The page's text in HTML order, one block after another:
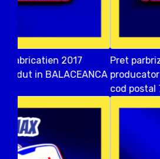
Pret parbriz ISUZU D MAX an
producator FUYAO vandut in 1